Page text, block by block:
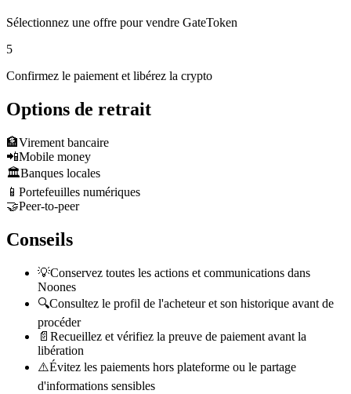
Sélectionnez une offre pour vendre GateToken
5
Confirmez le paiement et libérez la crypto
Options de retrait
🏦Virement bancaire
📲Mobile money
🏛️Banques locales
📱 Portefeuilles numériques
🤝Peer-to-peer
Conseils
💡Conservez toutes les actions et communications dans
Noones
🔍Consultez le profil de l'acheteur et son historique avant de
procéder
📄 Recueillez et vérifiez la preuve de paiement avant la
libération
⚠️Évitez les paiements hors plateforme ou le partage
d'informations sensibles